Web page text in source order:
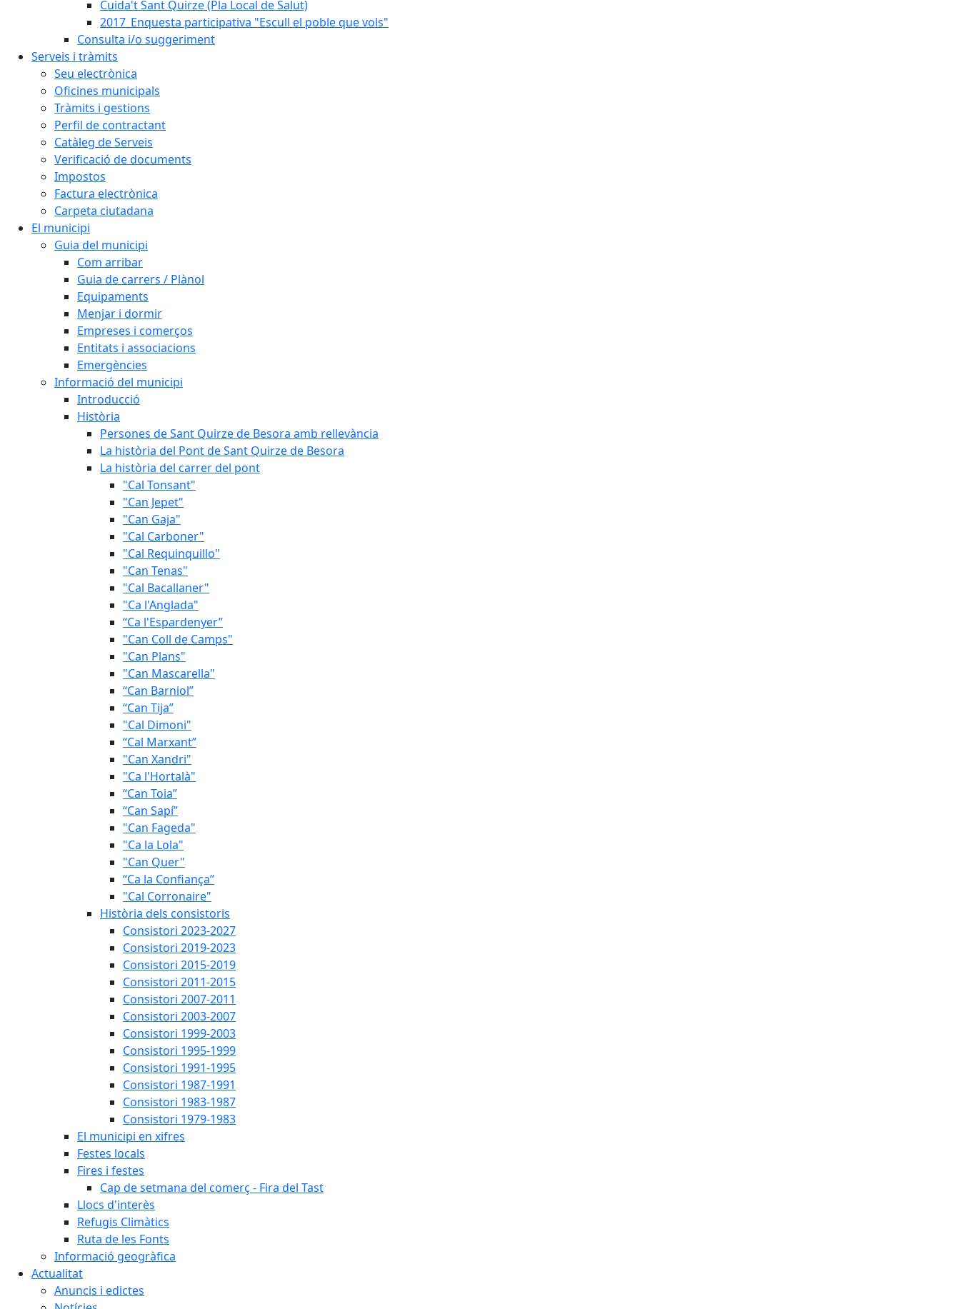
Cuida't Sant Quirze (Pla Local de Salut)
2017_Enquesta participativa "Escull el poble que vols"
Consulta i/o suggeriment
Serveis i tràmits
Seu electrònica
Oficines municipals
Tràmits i gestions
Perfil de contractant
Catàleg de Serveis
Verificació de documents
Impostos
Factura electrònica
Carpeta ciutadana
El municipi
Guia del municipi
Com arribar
Guia de carrers / Plànol
Equipaments
Menjar i dormir
Empreses i comerços
Entitats i associacions
Emergències
Informació del municipi
Introducció
Història
Persones de Sant Quirze de Besora amb rellevància
La història del Pont de Sant Quirze de Besora
La història del carrer del pont
"Cal Tonsant"
"Can Jepet"
"Can Gaja"
"Cal Carboner"
"Cal Requinquillo"
"Can Tenas"
"Cal Bacallaner"
"Ca l'Anglada"
“Ca l'Espardenyer”
"Can Coll de Camps"
"Can Plans"
"Can Mascarella"
“Can Barniol”
“Can Tija”
"Cal Dimoni"
“Cal Marxant”
"Can Xandri"
"Ca l'Hortalà"
“Can Toia”
“Can Sapí”
"Can Fageda"
"Ca la Lola"
"Can Quer"
“Ca la Confiança”
"Cal Corronaire"
Història dels consistoris
Consistori 2023-2027
Consistori 2019-2023
Consistori 2015-2019
Consistori 2011-2015
Consistori 2007-2011
Consistori 2003-2007
Consistori 1999-2003
Consistori 1995-1999
Consistori 1991-1995
Consistori 1987-1991
Consistori 1983-1987
Consistori 1979-1983
El municipi en xifres
Festes locals
Fires i festes
Cap de setmana del comerç - Fira del Tast
Llocs d'interès
Refugis Climàtics
Ruta de les Fonts
Informació geogràfica
Actualitat
Anuncis i edictes